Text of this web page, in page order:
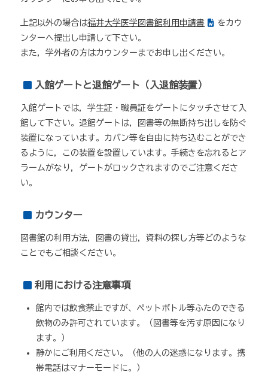
上記以外の場合は福井大学医学図書館利用申請書
をカウ
ンターへ提出し申請して下さい。
また，学外者の方はカウンターまでお申し出ください。
入館ゲートと退館ゲート（入退館装置）
入館ゲートでは，学生証・職員証をゲートにタッチさせて入
館して下さい。退館ゲートは，図書等の無断持ち出しを防ぐ
装置になっています。カバン等を自由に持ち込むことができ
るように，この装置を設置しています。手続きを忘れるとア
ラームがなり，ゲートがロックされますのでご注意くださ
い。
カウンター
図書館の利用方法，図書の貸出，資料の探し方等どのような
ことでもご相談ください。
利用における注意事項
館内では飲食禁止ですが、ペットボトル等ふたのできる
飲物のみ許可されています。（図書等を汚す原因になり
ます。）
静かにご利用ください。（他の人の迷惑になります。携
帯電話はマナーモードに。）